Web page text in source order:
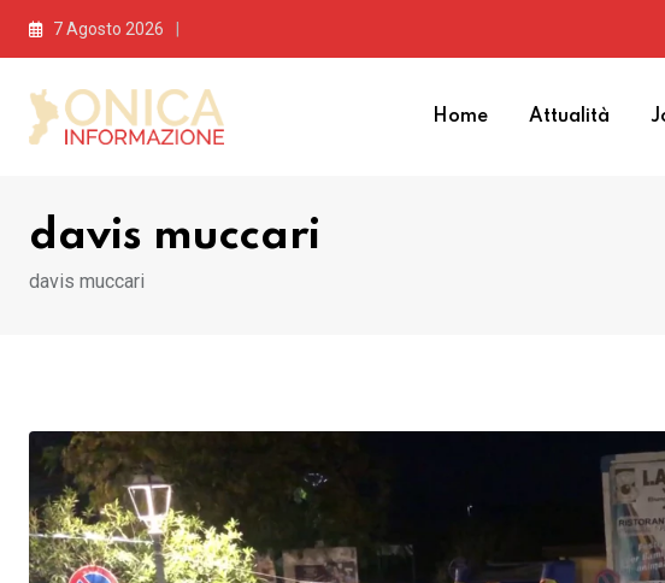
Skip
7 Agosto 2026
Home Attualità
davis muccari
davis muccari